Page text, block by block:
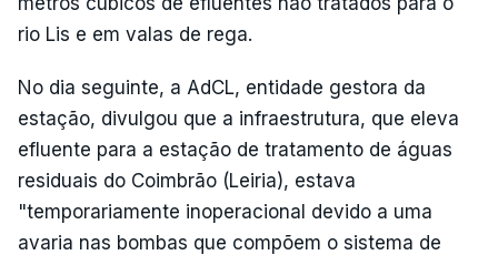
rio Lis e em valas de rega.
No dia seguinte, a AdCL, entidade gestora da
estação, divulgou que a infraestrutura, que eleva
efluente para a estação de tratamento de águas
residuais do Coimbrão (Leiria), estava
"temporariamente inoperacional devido a uma
avaria nas bombas que compõem o sistema de